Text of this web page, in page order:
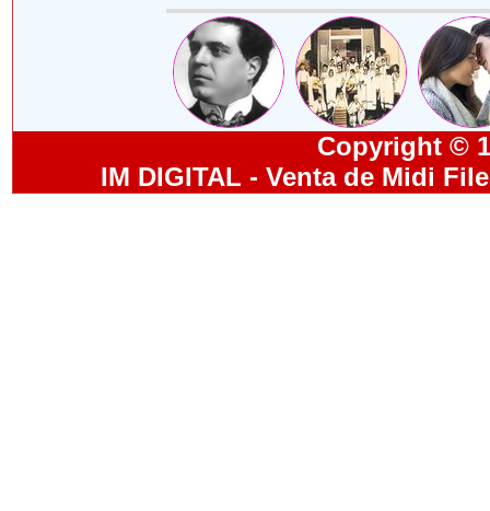
Copyright ©
IM DIGITAL - Venta de Midi